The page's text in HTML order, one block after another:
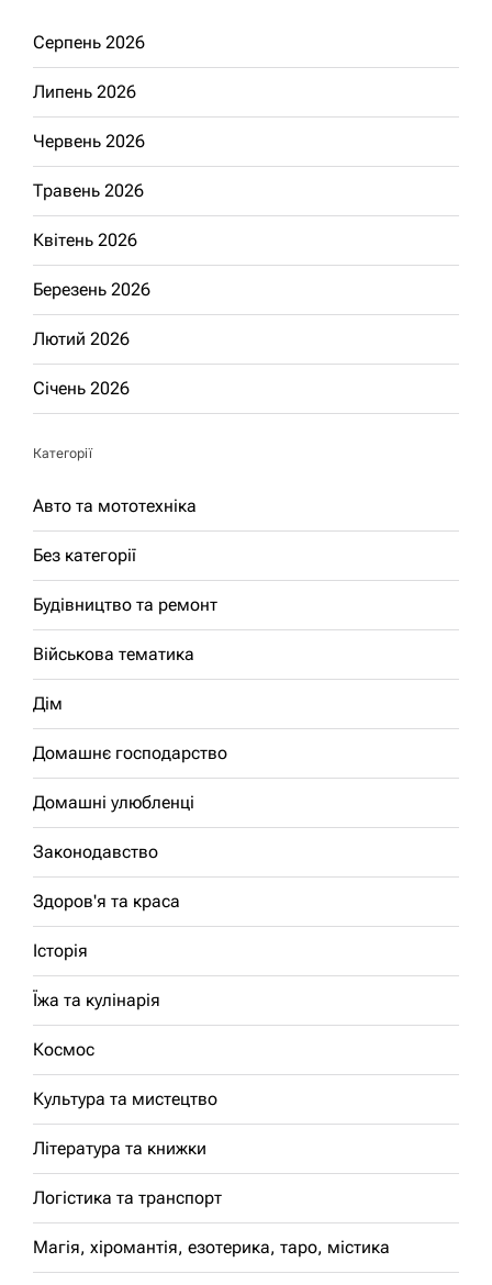
Серпень 2026
Липень 2026
Червень 2026
Травень 2026
Квітень 2026
Березень 2026
Лютий 2026
Січень 2026
Категорії
Авто та мототехніка
Без категорії
Будівництво та ремонт
Військова тематика
Дім
Домашнє господарство
Домашні улюбленці
Законодавство
Здоров'я та краса
Історія
Їжа та кулінарія
Космос
Культура та мистецтво
Література та книжки
Логістика та транспорт
Магія, хіромантія, езотерика, таро, містика